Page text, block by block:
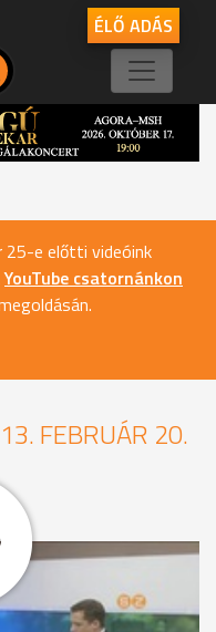
ÉLŐ ADÁS
25-e előtti videóink
YouTube csatornánkon
FEBRUÁR 20.